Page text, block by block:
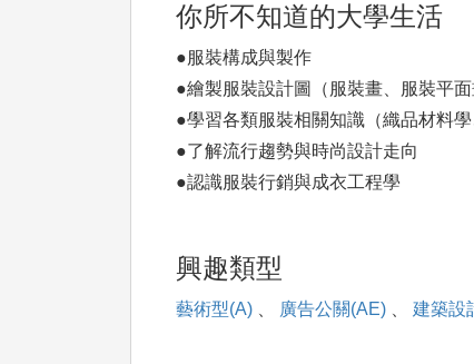
你所不知道的大學生活
●服裝構成與製作
●繪製服裝設計圖（服裝畫、服裝平面
●學習各類服裝相關知識（織品材料學
●了解流行趨勢與時尚設計走向
●認識服裝行銷與成衣工程學
興趣類型
藝術型(A) 、 廣告公關(AE) 、 建築設